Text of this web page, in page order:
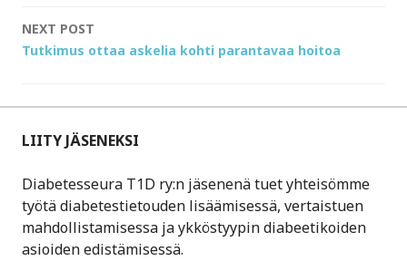
NEXT POST
Tutkimus ottaa askelia kohti parantavaa hoitoa
LIITY JÄSENEKSI
Diabetesseura T1D ry:n jäsenenä tuet yhteisömme
työtä diabetestietouden lisäämisessä, vertaistuen
mahdollistamisessa ja ykköstyypin diabeetikoiden
asioiden edistämisessä.